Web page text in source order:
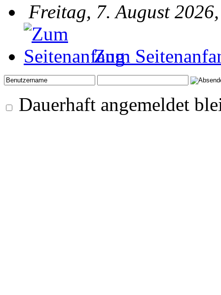
Freitag, 7. August
Zum
Dauerhaft angemeldet